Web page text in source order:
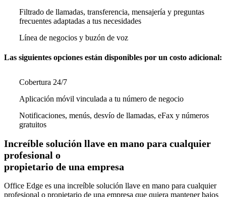
Filtrado de llamadas, transferencia, mensajería y preguntas
frecuentes adaptadas a tus necesidades
Línea de negocios y buzón de voz
Las siguientes opciones están disponibles por un costo adicional:
Cobertura 24/7
Aplicación móvil vinculada a tu número de negocio
Notificaciones, menús, desvío de llamadas, eFax y números
gratuitos
Increíble solución llave en mano para cualquier
profesional o
propietario de una empresa
Office Edge es una increíble solución llave en mano para cualquier
profesional o propietario de una empresa que quiera mantener bajos